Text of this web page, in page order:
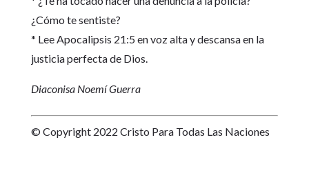
¿Cómo te sentiste?
* Lee Apocalipsis 21:5 en voz alta y descansa en la
justicia perfecta de Dios.
Diaconisa Noemí Guerra
© Copyright 2022 Cristo Para Todas Las Naciones